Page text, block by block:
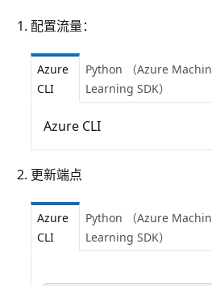
配置流量：
Azure
CLI
Python （Azure
Learning SDK）
Azure CLI
更新端点
Azure
CLI
Python （Azure
Learning SDK）